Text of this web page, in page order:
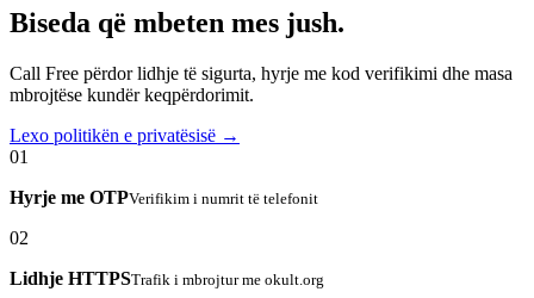
Biseda që mbeten mes jush.
Call Free përdor lidhje të sigurta, hyrje me kod verifikimi dhe masa
mbrojtëse kundër keqpërdorimit.
Lexo politikën e privatësisë →
01
Hyrje me OTPVerifikim i numrit të telefonit
02
Lidhje HTTPSTrafik i mbrojtur me okult.org